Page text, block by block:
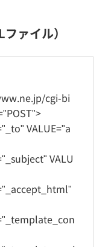
ァイル）
cgi-bi
VALUE="a
VALU